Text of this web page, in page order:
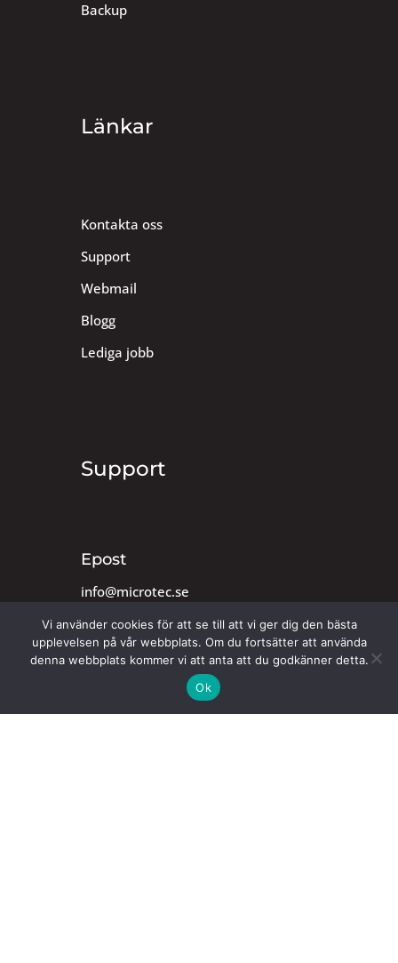
Backup
Länkar
Kontakta oss
Support
Webmail
Blogg
Lediga jobb
Support
Epost
info@microtec.se
Telefon
0430-18811
Vi använder cookies för att se till att vi ger dig den bästa
upplevelsen på vår webbplats. Om du fortsätter att använda
denna webbplats kommer vi att anta att du godkänner detta.
Ok